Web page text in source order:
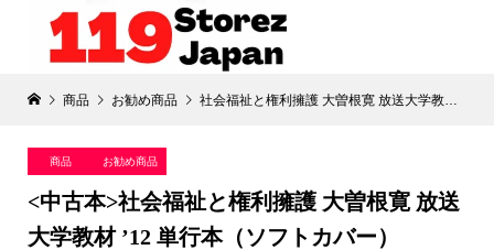
商品 お勧め商品 社会福祉と権利擁護 大曽根寛 放送大学教材 ’12 単行本（ソフトカバー）
商品 お勧め商品
<中古本>社会福祉と権利擁護 大曽根寛 放送
大学教材 ’12 単行本（ソフトカバー）